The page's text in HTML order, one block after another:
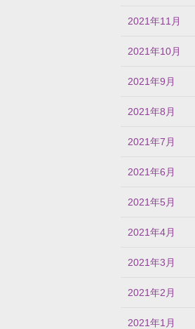
2021年11月
2021年10月
2021年9月
2021年8月
2021年7月
2021年6月
2021年5月
2021年4月
2021年3月
2021年2月
2021年1月